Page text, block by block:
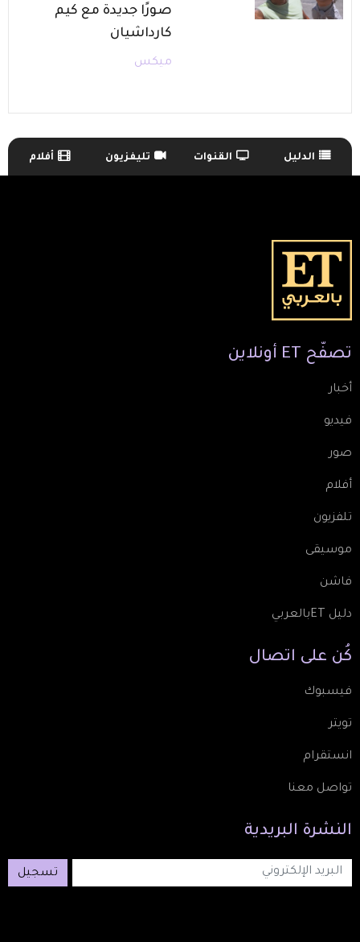
صورًا جديدة مع كيم
كارداشيان
ميكس
TV Guide Menu الدليل القنوات تليفزيون أفلام
تصفّح ET أونلاين
أخبار
فيديو
صور
أفلام
تلفزيون
موسيقى
فاشن
دليل ETبالعربي
كُن على اتصال
فيسبوك
تويتر
انستقرام
تواصل معنا
النشرة البريدية
تسجيل